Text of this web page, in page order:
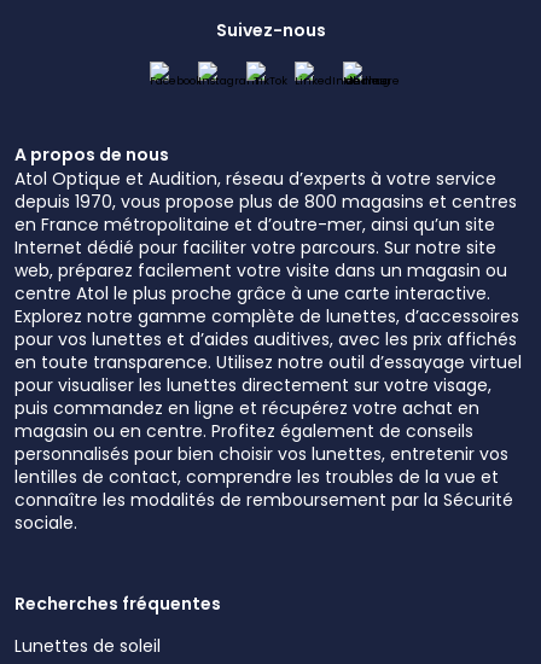
Suivez-nous
A propos de nous
Atol Optique et Audition, réseau d’experts à votre service
depuis 1970, vous propose plus de 800 magasins et centres
en France métropolitaine et d’outre-mer, ainsi qu’un site
Internet dédié pour faciliter votre parcours. Sur notre site
web, préparez facilement votre visite dans un magasin ou
centre Atol le plus proche grâce à une carte interactive.
Explorez notre gamme complète de lunettes, d’accessoires
pour vos lunettes et d’aides auditives, avec les prix affichés
en toute transparence. Utilisez notre outil d’essayage virtuel
pour visualiser les lunettes directement sur votre visage,
puis commandez en ligne et récupérez votre achat en
magasin ou en centre. Profitez également de conseils
personnalisés pour bien choisir vos lunettes, entretenir vos
lentilles de contact, comprendre les troubles de la vue et
connaître les modalités de remboursement par la Sécurité
sociale.
Recherches fréquentes
Lunettes de soleil